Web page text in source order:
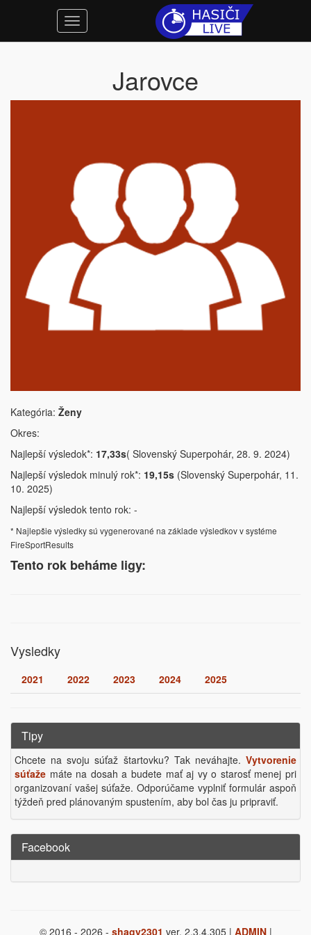
Jarovce
Kategória: Ženy
Okres:
Najlepší výsledok*: 17,33s( Slovenský Superpohár, 28. 9. 2024)
Najlepší výsledok minulý rok*: 19,15s (Slovenský Superpohár, 11.
10. 2025)
Najlepší výsledok tento rok: -
* Najlepšie výsledky sú vygenerované na základe výsledkov v systéme
FireSportResults
Tento rok beháme ligy:
Vysledky
2021 2022 2023 2024 2025
Tipy
Chcete na svoju súťaž štartovku? Tak neváhajte. Vytvorenie
súťaže máte na dosah a budete mať aj vy o starosť menej pri
organizovaní vašej súťaže. Odporúčame vyplniť formulár aspoň
týždeň pred plánovaným spustením, aby bol čas ju pripraviť.
Facebook
© 2016 - 2026 - shagy2301 ver. 2.3.4.305 | ADMIN|